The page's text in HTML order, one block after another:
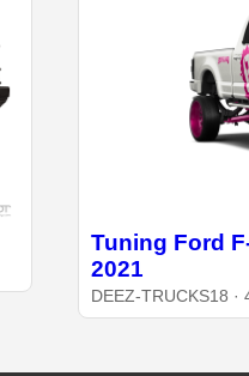
Tuning Ford
2021
DEEZ-TRUCKS18 ·